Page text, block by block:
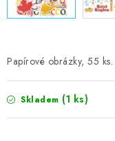
Papírové obrázky, 55
Skladem (1 ks)